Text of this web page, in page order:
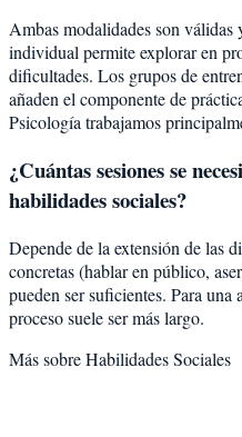
Ambas modalidades son
individual permite explorar en
dificultades. Los grupos de
añaden el componente de
Psicología trabajamos
¿Cuántas sesiones se
habilidades sociales?
Depende de la extensión de las
concretas (hablar en público,
pueden ser suficientes. Para una
proceso suele ser más largo.
Más sobreHabilidades Sociales